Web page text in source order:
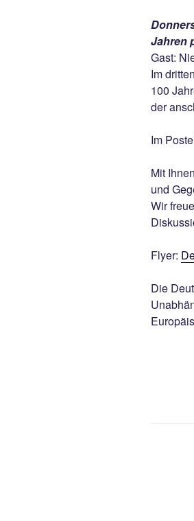
Jahren
Gast:
Im
100
der
Im
Mit
und
Wir
Flyer:
Die